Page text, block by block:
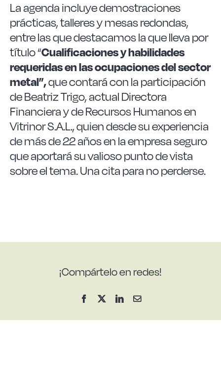
La agenda incluye demostraciones
prácticas, talleres y mesas redondas,
entre las que destacamos la que lleva por
título “Cualificaciones y habilidades
requeridas en las ocupaciones del sector
metal”,que contará con la participación
de Beatriz Trigo, actual Directora
Financiera y de Recursos Humanos en
Vitrinor S.A.L., quien desde su experiencia
de más de 22 años en la empresa seguro
que aportará su valioso punto de vista
sobre el tema. Una cita para no perderse.
¡Compártelo en redes!
Facebook
X LinkedInCorreo